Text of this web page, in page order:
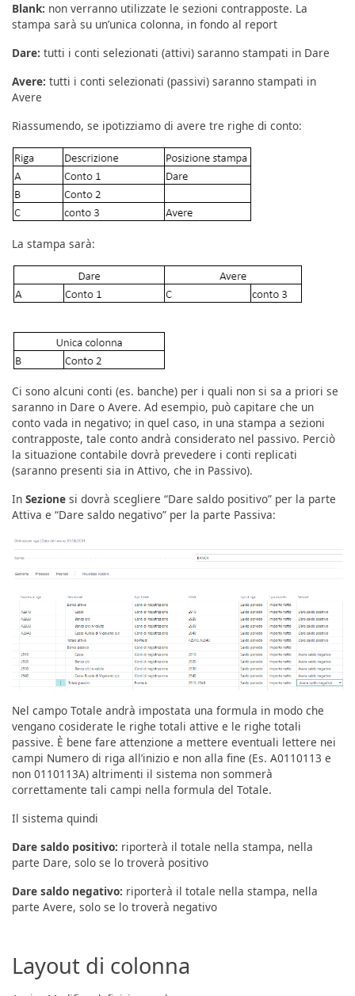
Blank: non verranno utilizzate le sezioni contrapposte. La
stampa sarà su un’unica colonna, in fondo al report
Dare: tutti i conti selezionati (attivi) saranno stampati in Dare
Avere: tutti i conti selezionati (passivi) saranno stampati in
Avere
Riassumendo, se ipotizziamo di avere tre righe di conto:
La stampa sarà:
Ci sono alcuni conti (es. banche) per i quali non si sa a priori se
saranno in Dare o Avere. Ad esempio, può capitare che un
conto vada in negativo; in quel caso, in una stampa a sezioni
contrapposte, tale conto andrà considerato nel passivo. Perciò
la situazione contabile dovrà prevedere i conti replicati
(saranno presenti sia in Attivo, che in Passivo).
In Sezione si dovrà scegliere “Dare saldo positivo” per la parte
Attiva e “Dare saldo negativo” per la parte Passiva:
Nel campo Totale andrà impostata una formula in modo che
vengano cosiderate le righe totali attive e le righe totali
passive. È bene fare attenzione a mettere eventuali lettere nei
campi Numero di riga all’inizio e non alla fine (Es. A0110113 e
non 0110113A) altrimenti il sistema non sommerà
correttamente tali campi nella formula del Totale.
Il sistema quindi
Dare saldo positivo: riporterà il totale nella stampa, nella
parte Dare, solo se lo troverà positivo
Dare saldo negativo: riporterà il totale nella stampa, nella
parte Avere, solo se lo troverà negativo
Layout di colonna